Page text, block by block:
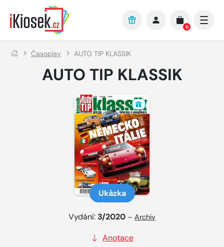
Přejít na hlavní obsah
0
Časopisy AUTO TIP KLASSIK
AUTO TIP KLASSIK
Ukázka
Vydání: 3/2020 – Archiv
Anotace